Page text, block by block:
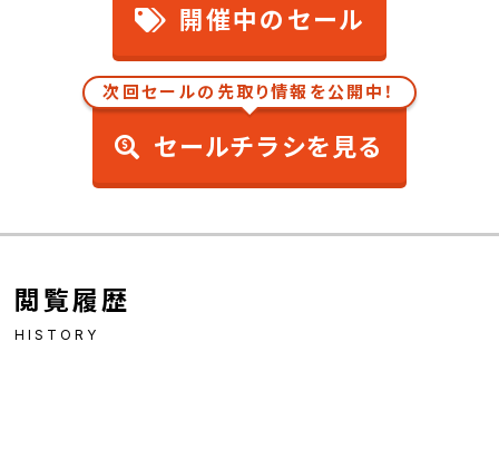
開催中のセール
次回セールの先取り情報を公開中！
セールチラシを見る
閲覧履歴
HISTORY